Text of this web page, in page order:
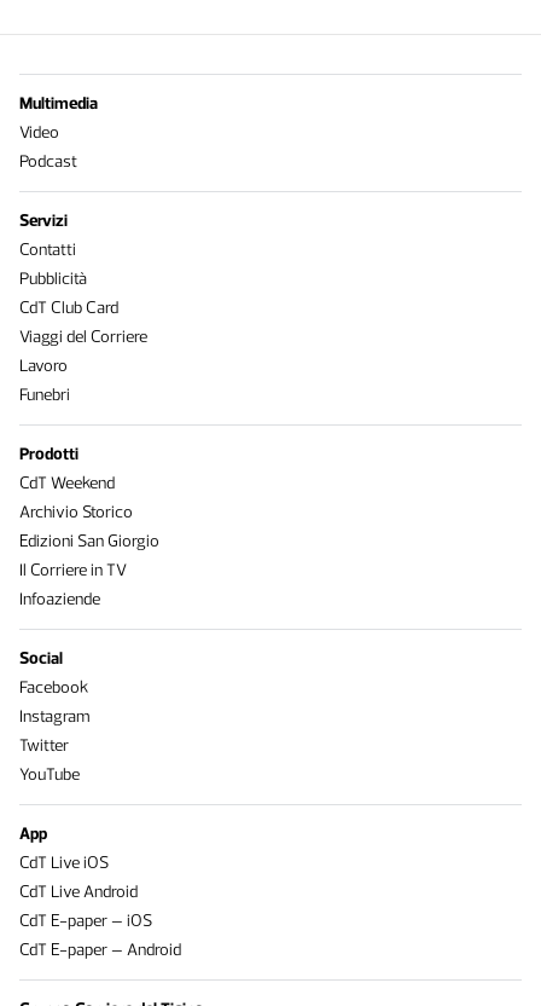
Multimedia
Video
Podcast
Servizi
Contatti
Pubblicità
CdT Club Card
Viaggi del Corriere
Lavoro
Funebri
Prodotti
CdT Weekend
Archivio Storico
Edizioni San Giorgio
Il Corriere in TV
Infoaziende
Social
Facebook
Instagram
Twitter
YouTube
App
CdT Live iOS
CdT Live Android
CdT E-paper – iOS
CdT E-paper – Android